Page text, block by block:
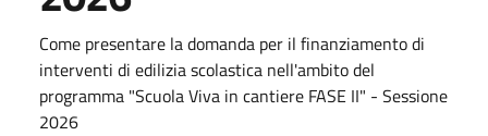
Come presentare la domanda per il finanziamento di
interventi di edilizia scolastica nell'ambito del
programma "Scuola Viva in cantiere FASE II" - Sessione
2026